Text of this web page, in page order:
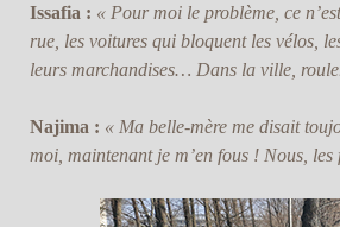
Issafia : « Pour moi le problème, ce
rue, les voitures qui bloquent les vélos,
leurs marchandises… Dans la ville,
Najima : « Ma belle-mère me disait
moi, maintenant je m’en fous ! Nous,